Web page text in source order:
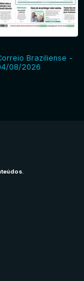
Braziliense -
08/2026